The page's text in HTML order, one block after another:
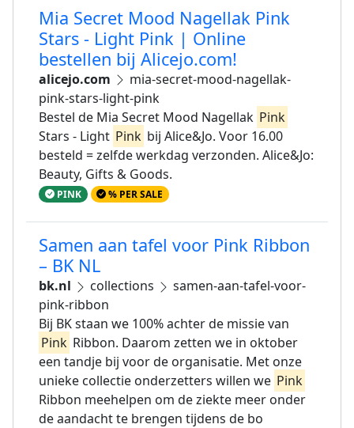
Mia Secret Mood Nagellak Pink
Stars - Light Pink | Online
bestellen bij Alicejo.com!
alicejo.com
mia-secret-mood-nagellak-
pink-stars-light-pink
Bestel de Mia Secret Mood Nagellak Pink
Stars - Light Pink bij Alice&Jo. Voor 16.00
besteld = zelfde werkdag verzonden. Alice&Jo:
Beauty, Gifts & Goods.
PINK % PER SALE
Samen aan tafel voor Pink Ribbon
– BK NL
bk.nl collections
samen-aan-tafel-voor-
pink-ribbon
Bij BK staan we 100% achter de missie van
Pink Ribbon. Daarom zetten we in oktober
een tandje bij voor de organisatie. Met onze
unieke collectie onderzetters willen we Pink
Ribbon meehelpen om de ziekte meer onder
de aandacht te brengen tijdens de bo